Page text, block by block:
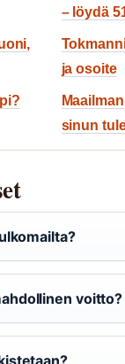
– löydä
ja osoite
sinun
voitto?